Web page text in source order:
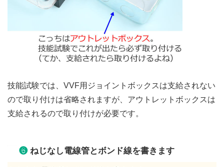
技能試験では、VVF用ジョイントボックスは支給されない
ので取り付けは省略されますが、アウトレットボックスは
支給されるので取り付けが必要です。
❻ねじなし電線管とボンド線を書きます